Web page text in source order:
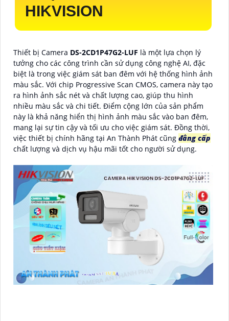
HIKVISION
Thiết bị Camera DS-2CD1P47G2-LUF là một lựa chọn lý
tưởng cho các công trình cần sử dụng công nghệ AI, đặc
biệt là trong việc giám sát ban đêm với hệ thống hình ảnh
màu sắc. Với chip Progressive Scan CMOS, camera này tạo
ra hình ảnh sắc nét và chất lượng cao, giúp thu hình
nhiều màu sắc và chi tiết. Điểm cộng lớn của sản phẩm
này là khả năng hiển thị hình ảnh màu sắc vào ban đêm,
mang lại sự tin cậy và tối ưu cho việc giám sát. Đồng thời,
việc thiết bị chính hãng tại An Thành Phát cũng đẳng cấp
chất lượng và dịch vụ hậu mãi tốt cho người sử dụng.